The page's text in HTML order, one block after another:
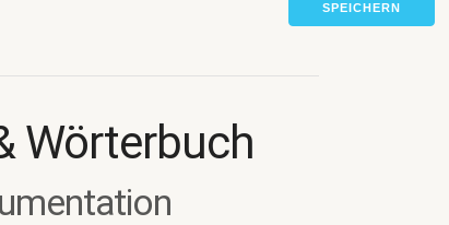
SPEICHERN
Wörterbuch